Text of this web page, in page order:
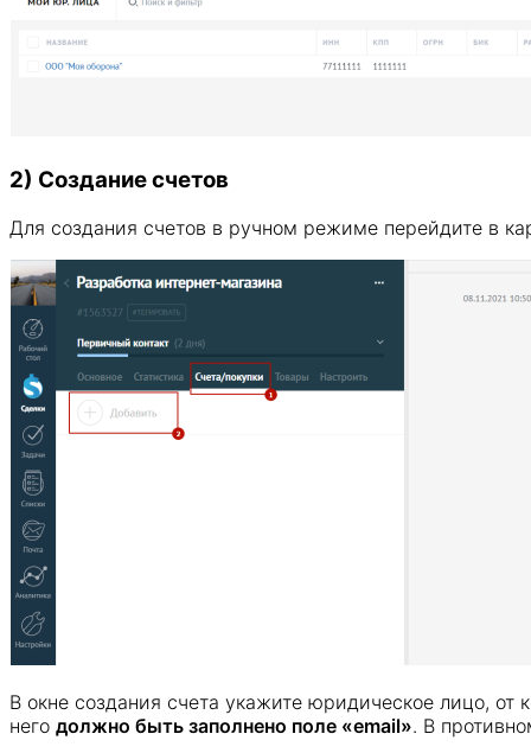
2) Создание счетов
Для создания счетов в ручном режиме перейдите в
В окне создания счета укажите юридическое лицо, от
него должно быть заполнено поле «email». В